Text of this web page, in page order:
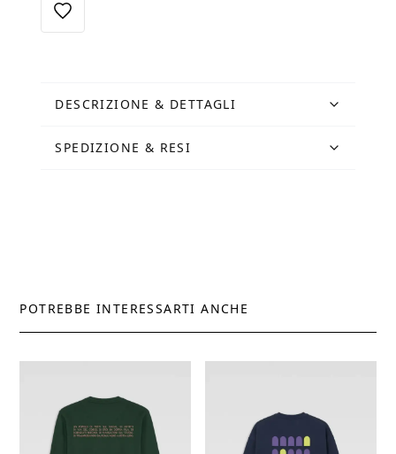
quantità
DESCRIZIONE & DETTAGLI
SPEDIZIONE & RESI
POTREBBE INTERESSARTI ANCHE